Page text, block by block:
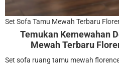
Set Sofa Tamu Mewah Terbaru
Temukan Kemewahan
Mewah Terbaru
Set sofa ruang tamu mewah